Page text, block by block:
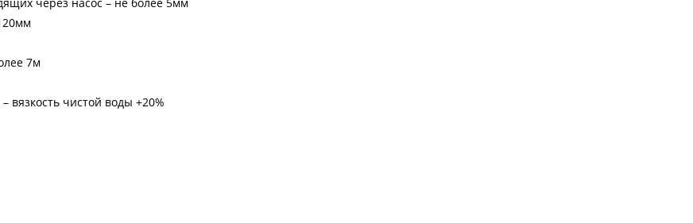
7м
вязкость чистой воды +20%